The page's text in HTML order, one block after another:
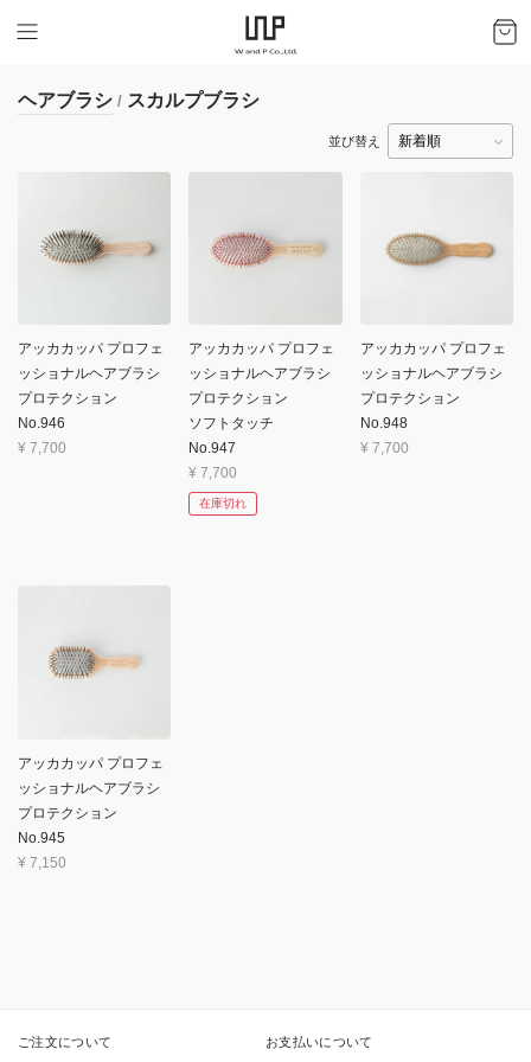
ヘアブラシ / スカルプブラシ
並び替え
アッカカッパ プロフェ
ッショナルヘアブラシ
プロテクション
No.946
¥ 7,700
アッカカッパ プロフェ
ッショナルヘアブラシ
プロテクション
ソフトタッチ
No.947
¥ 7,700
在庫切れ
アッカカッパ プロフェ
ッショナルヘアブラシ
プロテクション
No.948
¥ 7,700
アッカカッパ プロフェ
ッショナルヘアブラシ
プロテクション
No.945
¥ 7,150
ご注文について お支払いについて